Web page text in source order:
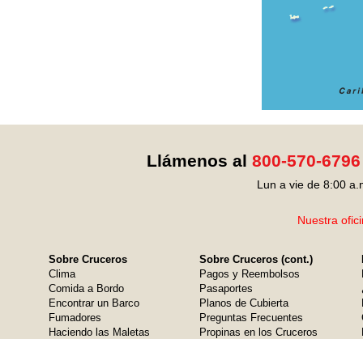
Llámenos al 800-570-6796
Lun a vie de 8:00
Nuestra
Sobre Cruceros
Clima
Comida a Bordo
Encontrar un Barco
Fumadores
Haciendo las Maletas
Sobre Cruceros (cont.)
Pagos y Reembolsos
Pasaportes
Planos de Cubierta
Preguntas Frecuentes
Propinas en los Cruceros